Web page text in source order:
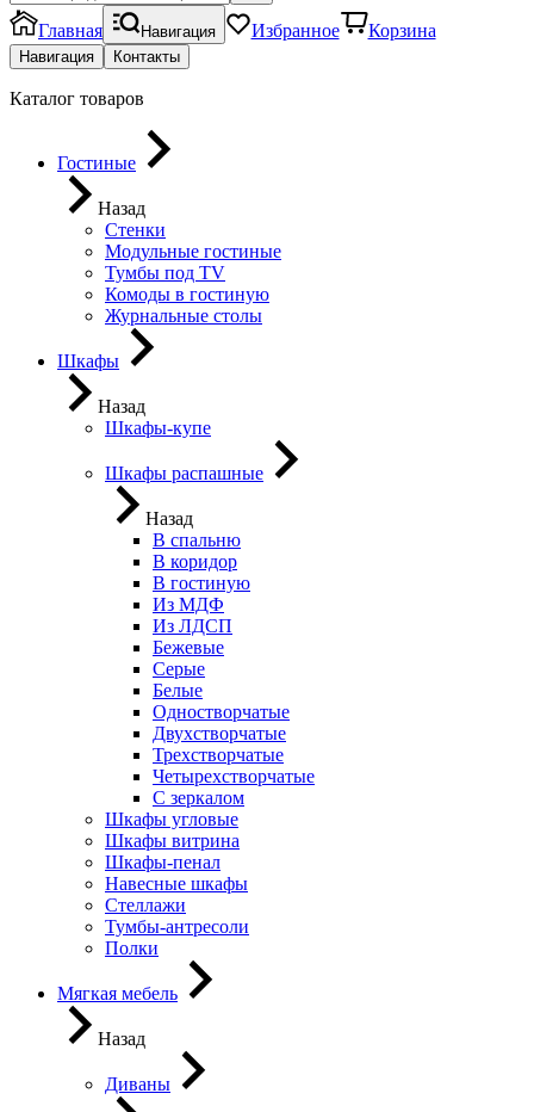
Главная Навигация Избранное Корзина
Навигация Контакты
Каталог товаров
Гостиные
Назад
Стенки
Модульные гостиные
Тумбы под ТV
Комоды в гостиную
Журнальные столы
Шкафы
Назад
Шкафы-купе
Шкафы распашные
Назад
В спальню
В коридор
В гостиную
Из МДФ
Из ЛДСП
Бежевые
Серые
Белые
Одностворчатые
Двухстворчатые
Трехстворчатые
Четырехстворчатые
С зеркалом
Шкафы угловые
Шкафы витрина
Шкафы-пенал
Навесные шкафы
Стеллажи
Тумбы-антресоли
Полки
Мягкая мебель
Назад
Диваны